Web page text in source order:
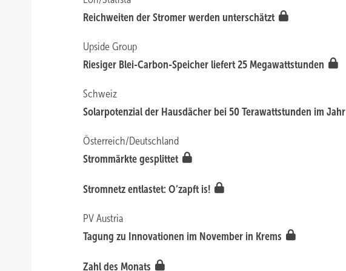
Reichweiten der Stromer werden unterschätzt
Upside Group
Riesiger Blei-Carbon-Speicher liefert 25 Megawattstunden
Schweiz
Solarpotenzial der Hausdächer bei 50 Terawattstunden im Jahr
Österreich/Deutschland
Strommärkte gesplittet
Stromnetz entlastet: O’zapft is!
PV Austria
Tagung zu Innovationen im November in Krems
Zahl des Monats